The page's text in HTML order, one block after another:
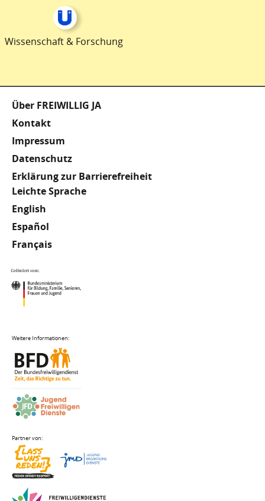
Wissenschaft & Forschung
Fußzeile
Über FREIWILLIG JA
Kontakt
Impressum
Datenschutz
Erklärung zur Barrierefreiheit
Meta
Footer
Leichte Sprache
English
Español
Français